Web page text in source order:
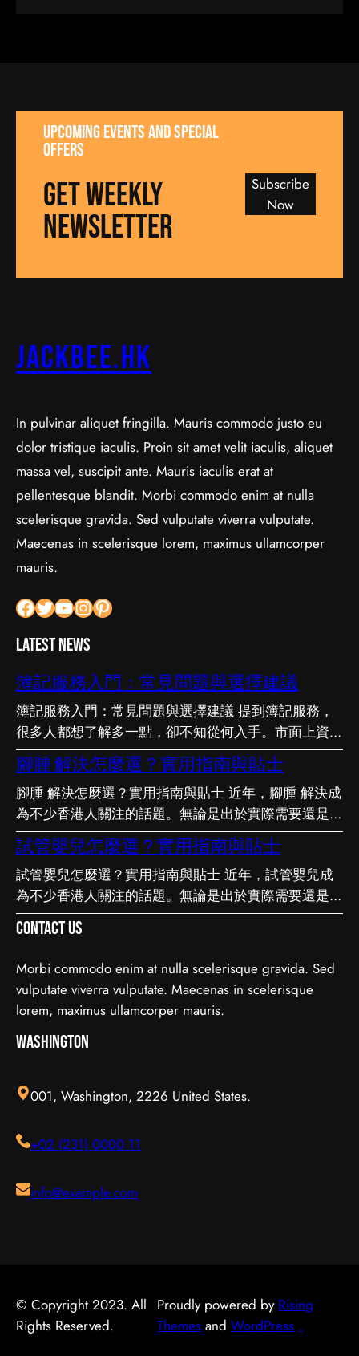
UPCOMING EVENTS AND SPECIAL
OFFERS
GET WEEKLY
NEWSLETTER
Subscribe
Now
jackbee.hk
In pulvinar aliquet fringilla. Mauris commodo justo eu
dolor tristique iaculis. Proin sit amet velit iaculis, aliquet
massa vel, suscipit ante. Mauris iaculis erat at
pellentesque blandit. Morbi commodo enim at nulla
scelerisque gravida. Sed vulputate viverra vulputate.
Maecenas in scelerisque lorem, maximus ullamcorper
mauris.
Facebook Twitter YouTube InstagramPinterest
Latest News
簿記服務入門：常見問題與選擇建議
簿記服務入門：常見問題與選擇建議 提到簿記服務，
很多人都想了解多一點，卻不知從何入手。市面上資訊
繁多，真假難辨。以下整理了幾個值得留意的重點，希
望能幫助你更清晰地掌握簿記服務的相關知識。 事前
要留意甚麼 在做決定之前，有幾點值得特別留意。首
先，每個人的情況不盡相同，適合別人的未必適合自
己；其次，資訊來源是否可靠同樣關鍵。如有任何疑
問，諮詢相關範疇的專業人士，往往能得到更貼合個人
需要的建議。 聰明選擇的方法 幾個簡單的方法，能幫
你少走冤枉路：先設定清晰的目標與預算、收集足夠的
資料再比較，以及保留彈性以應對變化。把這些習慣養
成，做選擇時自然更得心應手。 因應需要選擇 不同的
情境，對簿記服務的要求也不一樣。先想清楚自己最常
遇到的情況與優先考量，再作選擇，就能避免買了用不
上、或選了不合適的尷尬，讓每一分付出都用得其所。
如何選擇 在考慮簿記服務時，建議從自己的實際需要
出發，比較不同選擇的特點與條件，而非單看價錢或表
需要的方案。想進一步了解相關資訊，可以參考簿記服
務，當中有更詳細的介紹。 簿記服務是甚麼 要真正掌
往往源於資訊不足或一知半解，因此花點時間了解它的
記服務的好處顯而易見：當你清楚自己面對的選擇與條
用參考，讓你在選擇時更有信心。
腳腫 解決怎麼選？實用指南與貼士
腳腫 解決怎麼選？實用指南與貼士 近年，腳腫 解決成
為不少香港人關注的話題。無論是出於實際需要還是興
趣，先對它有基本認識，都有助我們作出更明智的決
定。這篇文章會從不同角度，和大家分享關於腳腫 解
決的實用資訊。 它的重要性 認真了解腳腫 解決的好處
顯而易見：當你清楚自己面對的選擇與條件，便更容易
避開常見的陷阱，把時間與資源花在真正合適的地方，
這也是做足功課的價值所在。 事前要留意甚麼 在做決
定之前，有幾點值得特別留意。首先，每個人的情況不
盡相同，適合別人的未必適合自己；其次，資訊來源是
否可靠同樣關鍵。如有任何疑問，諮詢相關範疇的專業
人士，往往能得到更貼合個人需要的建議。 聰明選擇
的方法 幾個簡單的方法，能幫你少走冤枉路：先設定
彈性以應對變化。把這些習慣養成，做選擇時自然更得
心應手。 因應需要選擇 不同的情境，對腳腫 解決的要
量，再作選擇，就能避免買了用不上、或選了不合適的
腫 解決時，建議從自己的實際需要出發，比較不同選
第一步是建立正確的基礎認知。很多誤解往往源於資訊
不足或一知半解，因此花點時間了解它的本質與背景，
是值得的投資。 總結 總括而言，了解腳腫 解決的關鍵
試管嬰兒怎麼選？實用指南與貼士
試管嬰兒怎麼選？實用指南與貼士 近年，試管嬰兒成
為不少香港人關注的話題。無論是出於實際需要還是興
趣，先對它有基本認識，都有助我們作出更明智的決
定。這篇文章會從不同角度，和大家分享關於試管嬰兒
的實用資訊。 它的重要性 認真了解試管嬰兒的好處顯
而易見：當你清楚自己面對的選擇與條件，便更容易避
開常見的陷阱，把時間與資源花在真正合適的地方，這
也是做足功課的價值所在。 事前要留意甚麼 在做決定
之前，有幾點值得特別留意。首先，每個人的情況不盡
可靠同樣關鍵。如有任何疑問，諮詢相關範疇的專業人
士，往往能得到更貼合個人需要的建議。 聰明選擇的
晰的目標與預算、收集足夠的資料再比較，以及保留彈
應手。 因應需要選擇 不同的情境，對試管嬰兒的要求
源、細閱詳情，有助找到最切合需要的方案。想進一步
了解相關資訊，可以參考試管嬰兒，當中有更詳細的介
Contact Us
Morbi commodo enim at nulla scelerisque gravida. Sed
vulputate viverra vulputate. Maecenas in scelerisque
lorem, maximus ullamcorper mauris.
Washington
001, Washington, 2226 United States.
+02 (231) 0000 11
info@example.com
© Copyright 2023. All
Rights Reserved.
Proudly powered by Rising
Themes andWordPress .